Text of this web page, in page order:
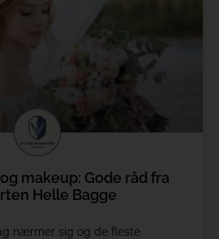
makeup: Gode råd fra
Helle Bagge
nærmer sig og de fleste